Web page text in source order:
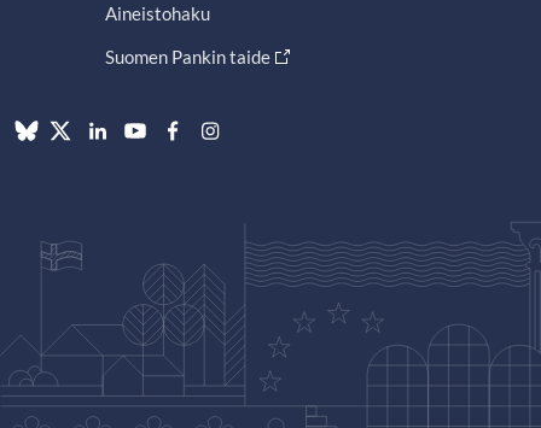
Aineistohaku
Suomen Pankin taide